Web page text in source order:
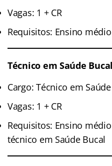
Vagas: 1 + CR
Requisitos: Ensino
Técnico em Saúde Bucal
Cargo: Técnico em
Vagas: 1 + CR
Requisitos: Ensino
técnico em Saúde Bucal